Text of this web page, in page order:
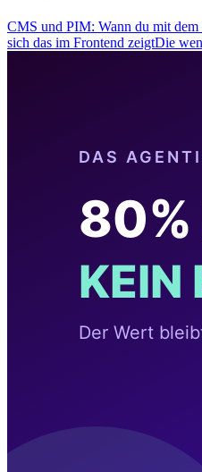
CMS und PIM: Wann du mit
sich das im Frontend zeigtDie